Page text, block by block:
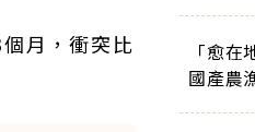
月，衝突比
「愈
國產農